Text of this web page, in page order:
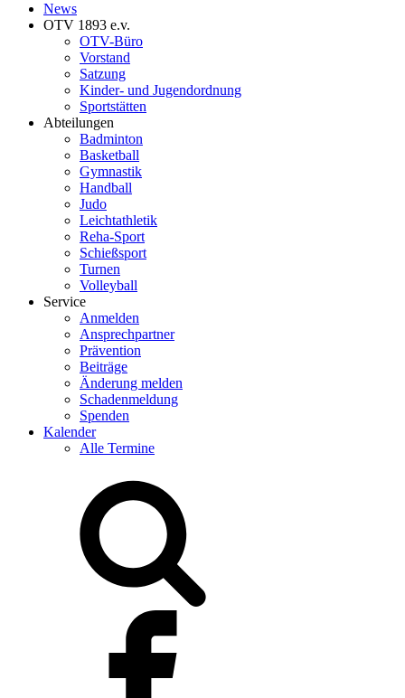
News
OTV 1893 e.v.
OTV-Büro
Vorstand
Satzung
Kinder- und Jugendordnung
Sportstätten
Abteilungen
Badminton
Basketball
Gymnastik
Handball
Judo
Leichtathletik
Reha-Sport
Schießsport
Turnen
Volleyball
Service
Anmelden
Ansprechpartner
Prävention
Beiträge
Änderung melden
Schadenmeldung
Spenden
Kalender
Alle Termine